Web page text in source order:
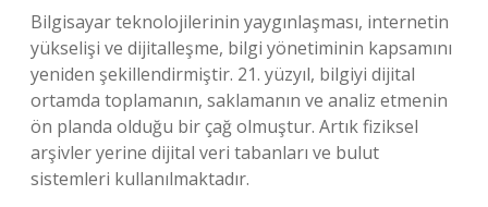
Bilgisayar teknolojilerinin yaygınlaşması, internetin
yükselişi ve dijitalleşme, bilgi yönetiminin kapsamını
yeniden şekillendirmiştir. 21. yüzyıl, bilgiyi dijital
ortamda toplamanın, saklamanın ve analiz etmenin
ön planda olduğu bir çağ olmuştur. Artık fiziksel
arşivler yerine dijital veri tabanları ve bulut
sistemleri kullanılmaktadır.